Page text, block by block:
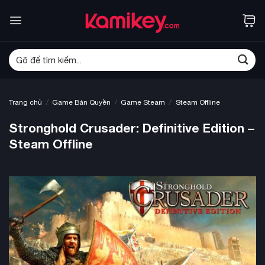
qua
dung
Tìm
kiếm:
Trang chủ / Game Bản Quyền / Game Steam / Steam Offline
Stronghold Crusader: Definitive Edition –
Steam Offline